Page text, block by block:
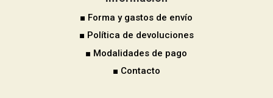
■ Forma y gastos de envío
■ Política de devoluciones
■ Modalidades de pago
■ Contacto